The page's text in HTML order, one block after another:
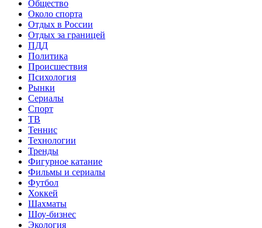
Общество
Около спорта
Отдых в России
Отдых за границей
ПДД
Политика
Происшествия
Психология
Рынки
Сериалы
Спорт
ТВ
Теннис
Технологии
Тренды
Фигурное катание
Фильмы и сериалы
Футбол
Хоккей
Шахматы
Шоу-бизнес
Экология